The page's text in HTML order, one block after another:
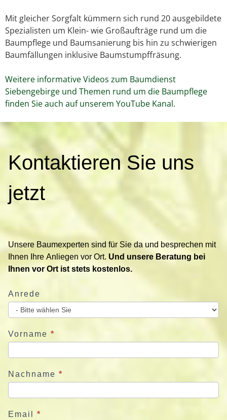
Mit gleicher Sorgfalt kümmern sich rund 20 ausgebildete
Spezialisten um Klein- wie Großaufträge rund um die
Baumpflege und Baumsanierung bis hin zu schwierigen
Baumfällungen inklusive Baumstumpffräsung.
Weitere informative Videos zum Baumdienst
Siebengebirge und Themen rund um die Baumpflege
finden Sie auch auf unserem YouTube Kanal.
o
n
t
e
r
e
S
e
u
n
s
e
t
Kontaktieren Sie uns
jetzt
Unsere Baumexperten sind für Sie da und besprechen mit
Ihnen Ihre Anliegen vor Ort. Und unsere Beratung bei
Ihnen vor Ort ist stets kostenlos.
Anrede
Vorname *
Nachname *
Email *